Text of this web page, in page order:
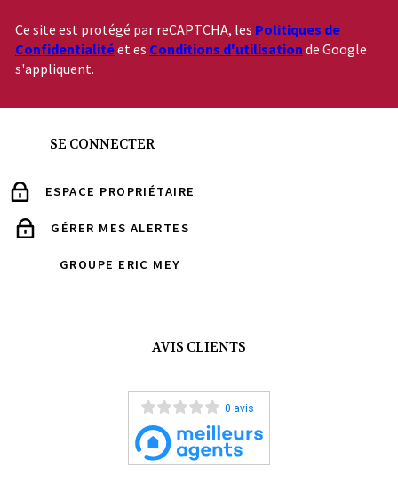
Ce site est protégé par reCAPTCHA, les Politiques de
Confidentialitéet es Conditions d'utilisation de Google
s'appliquent.
SE CONNECTER
ESPACE PROPRIÉTAIRE
GÉRER MES ALERTES
GROUPE ERIC MEY
AVIS CLIENTS
0 avis